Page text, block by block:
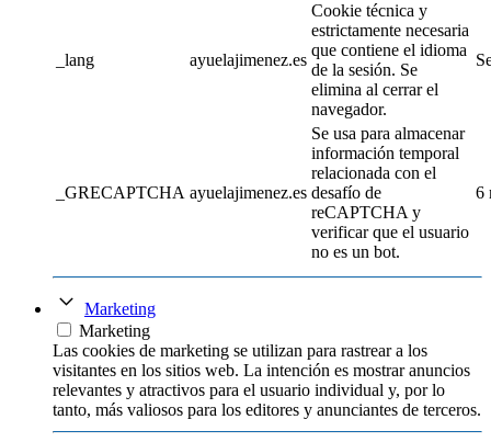
_lang ayuelajimenez.es
Cookie técnica y
estrictamente necesaria
que contiene el idioma
de la sesión. Se
elimina al cerrar el
navegador.
_GRECAPTCHA ayuelajimenez.es
Se usa para almacenar
información temporal
relacionada con el
desafío de
reCAPTCHA y
verificar que el usuario
no es un bot.
6
Marketing
Marketing
Las cookies de marketing se utilizan para rastrear a los
visitantes en los sitios web. La intención es mostrar anuncios
relevantes y atractivos para el usuario individual y, por lo
tanto, más valiosos para los editores y anunciantes de terceros.